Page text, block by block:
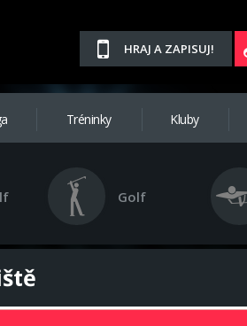
HRAJ A ZAPISUJ!
Tréninky Kluby
Golf